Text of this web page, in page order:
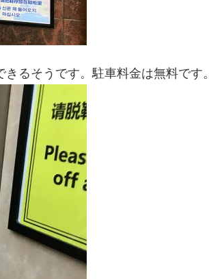
るそうです。駐車料金は無料です。